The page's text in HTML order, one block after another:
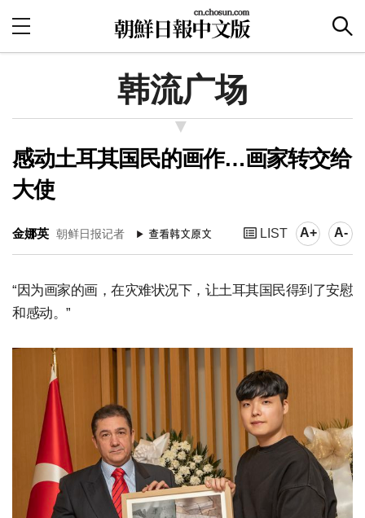
韩流广场
感动土耳其国民的画作…画家转交给
大使
金娜英 朝鲜日报记者 LIST A+ A-
“因为画家的画，在灾难状况下，让土耳其国民得到了安慰
和感动。”